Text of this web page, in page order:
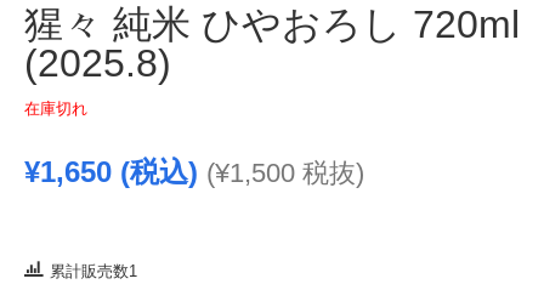
猩々 純米 ひやおろし 720ml
(2025.8)
在庫切れ
¥1,650 (税込) (¥1,500 税抜)
累計販売数1